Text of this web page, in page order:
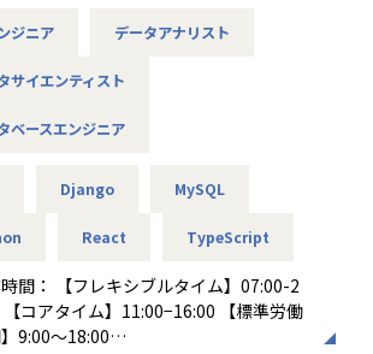
のラボ型開発や革新的なプロジェクトに
ルギー産業向け業務効率化アプリケーシ
理：Apache Spark、Kafka • クラウド：
as Code
】
：自由なライフスタイルを実現
与するプロセスの設計と実装（必須）
クレイピング等）および前処理（クレ
ルの構築とトレーニング
を中心に、プロダクト全体の開発・設計
与。
のではなく、“価値”として届けるための
ジニア データアナリスト
サイエンティスト
ベースエンジニア
Django MySQL
React TypeScript
間： 【フレキシブルタイム】07:00-2
9:00〜18:00